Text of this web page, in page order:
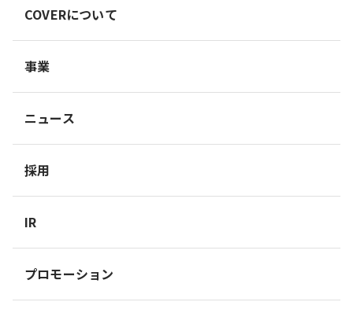
COVERについて
事業
ニュース
採用
IR
プロモーション